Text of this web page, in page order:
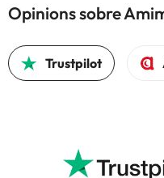
Opinions sobre
Trustpilot